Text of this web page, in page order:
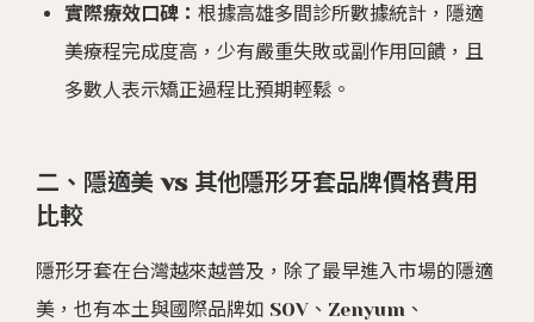
實際療效口碑： 根據高雄多間診所數據統計，隱適
美療程完成度高，少有嚴重失敗或副作用回饋，且
多數人表示矯正過程比預期輕鬆。
二、隱適美 vs 其他隱形牙套品牌價格費用
比較
隱形牙套在台灣越來越普及，除了最早進入市場的隱適
美，也有本土與國際品牌如 SOV、Zenyum、